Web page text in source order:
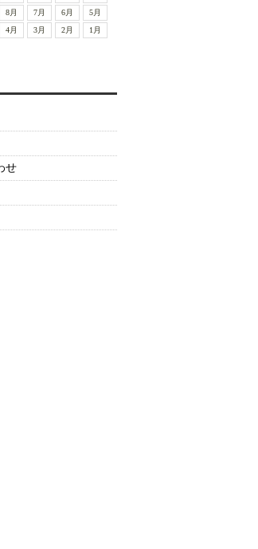
8月
7月 6月
5月
4月
3月 2月 1月
せ